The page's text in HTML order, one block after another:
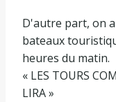
D'autre part, on
bateaux
heures du matin.
« LES TOURS
LIRA »